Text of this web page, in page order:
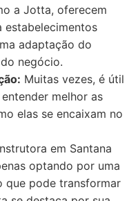
a Jotta, oferecem
estabelecimentos
adaptação do
negócio.
Muitas vezes, é útil
melhor as
elas se encaixam no
em Santana
optando por uma
que pode transformar